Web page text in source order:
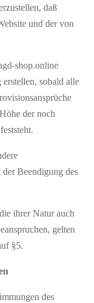
daß
und der von
shop.online
sobald alle
der noch
Beendigung des
ihrer Natur auch
gelten
§5.
des